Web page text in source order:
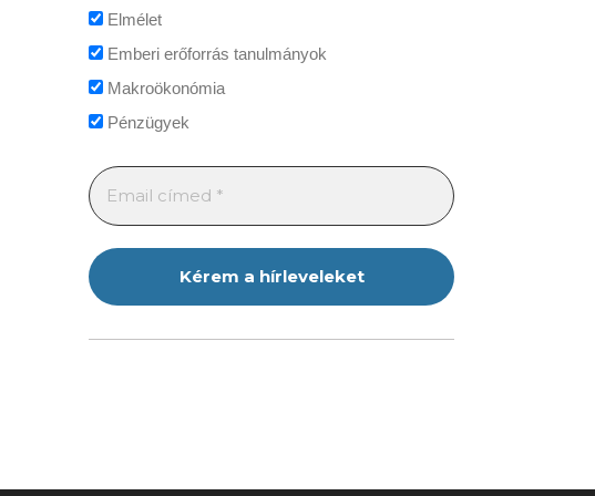
Elmélet
Emberi erőforrás tanulmányok
Makroökonómia
Pénzügyek